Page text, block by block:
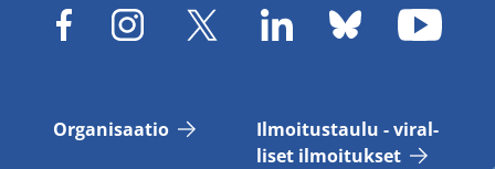
Or­ga­ni­saa­tio
Il­moi­tus­tau­lu - vi­ral­
li­set il­moi­tuk­set